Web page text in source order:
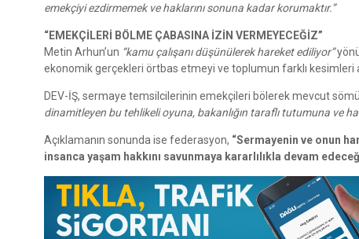
emekçiyi ezdirmemek ve haklarını sonuna kadar korumaktır.”
“EMEKÇİLERİ BÖLME ÇABASINA İZİN VERMEYECEĞİZ”
Metin Arhun’un “kamu çalışanı düşünülerek hareket ediliyor”
ekonomik gerçekleri örtbas etmeyi ve toplumun farklı kesimleri
DEV-İŞ, sermaye temsilcilerinin emekçileri bölerek mevcut
dinamitleyen bu tehlikeli oyuna, bakanlığın taraflı tutumuna ve
Açıklamanın sonunda ise federasyon, “Sermayenin ve onun
insanca yaşam hakkını savunmaya kararlılıkla devam